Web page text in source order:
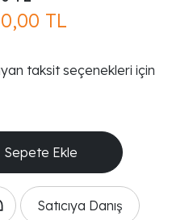
TL
taksit seçenekleri için
Satıcıya Danış